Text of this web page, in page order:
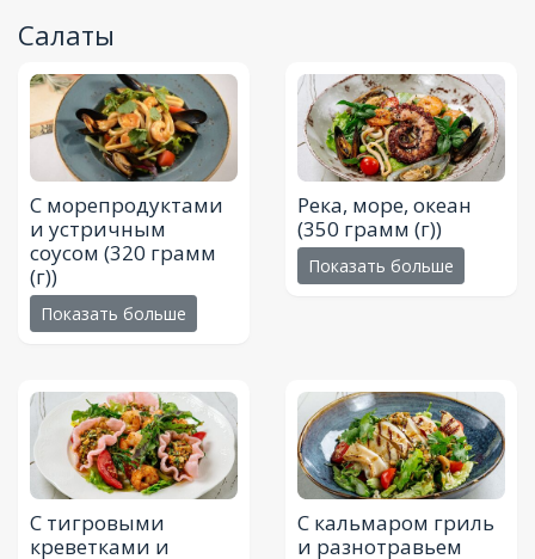
Салаты
С морепродуктами
и устричным
соусом (320 грамм
(г))
Показать больше
Река, море, океан
(350 грамм (г))
Показать больше
С тигровыми
креветками и
С кальмаром гриль
и разнотравьем